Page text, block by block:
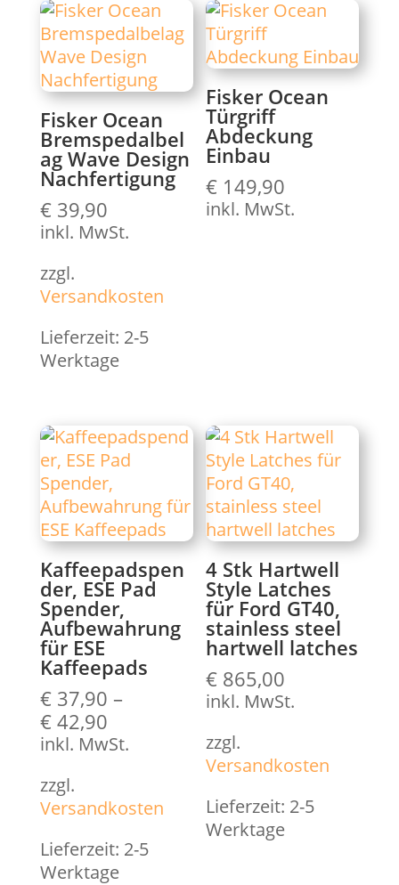
Fisker Ocean
Bremspedalbel
ag Wave Design
Nachfertigung
€39,90
inkl. MwSt.
zzgl.
Versandkosten
Lieferzeit: 2-5
Werktage
Fisker Ocean
Türgriff
Abdeckung
Einbau
€ 149,90
inkl. MwSt.
Kaffeepadspen
der, ESE Pad
Spender,
Aufbewahrung
für ESE
Kaffeepads
€37,90 –
€42,90
inkl. MwSt.
zzgl.
Versandkosten
Lieferzeit: 2-5
Werktage
4 Stk Hartwell
Style Latches
für Ford GT40,
stainless steel
hartwell latches
€ 865,00
inkl. MwSt.
zzgl.
Versandkosten
Lieferzeit: 2-5
Werktage